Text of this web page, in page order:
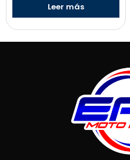
Leer más